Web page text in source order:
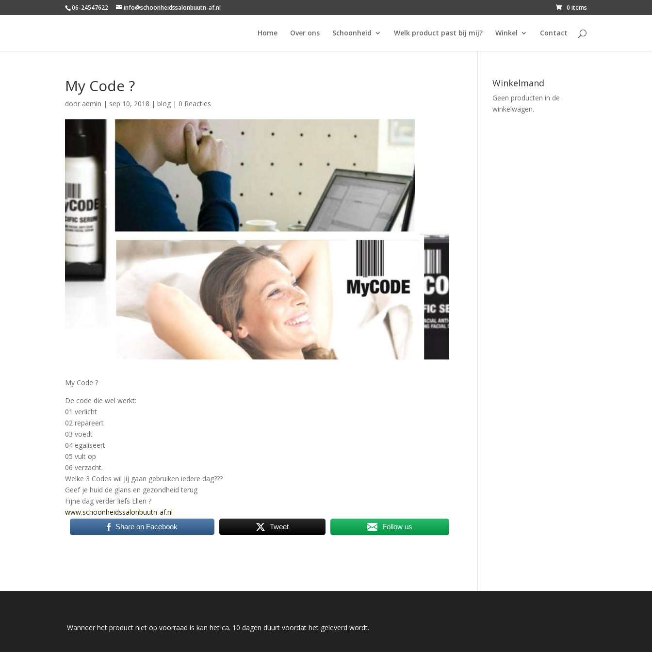
06-24547622 info@schoonheidssalonbuutn-af.nl 0 items
Home Over ons Schoonheid Welk product past bij mij? Winkel Contact
My Code ?
door admin | sep 10, 2018 |blog | 0 Reacties
My Code?
De code die wel werkt:
01 verlicht
02 repareert
03 voedt
04 egaliseert
05 vult op
06 verzacht.
Welke 3 Codes wil jij gaan gebruiken iedere dag???
Geef je huid de glans en gezondheid terug
Fijne dag verder liefs Ellen?
www.schoonheidssalonbuutn-af.nl
Share on Facebook Tweet Follow us
Winkelmand
Geen producten in de
winkelwagen.
Wanneer het product niet op voorraad is kan het ca. 10 dagen duurt voordat het geleverd wordt.